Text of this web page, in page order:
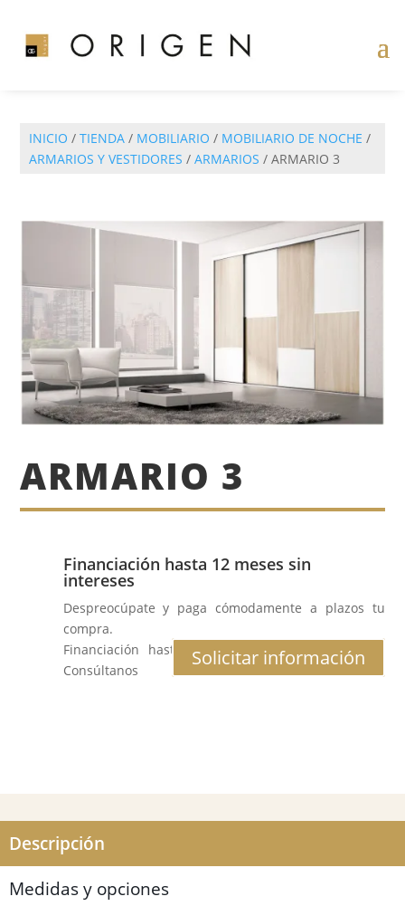
INICIO /TIENDA / MOBILIARIO / MOBILIARIO DE NOCHE /
ARMARIOS Y VESTIDORES /ARMARIOS / ARMARIO 3
ARMARIO 3
Financiación hasta 12 meses sin
intereses
Despreocúpate y paga cómodamente a plazos tu
compra.
Financiación hasta 12 meses al 0% de interés.
Consúltanos
Solicitar información
Descripción
Medidas y opciones